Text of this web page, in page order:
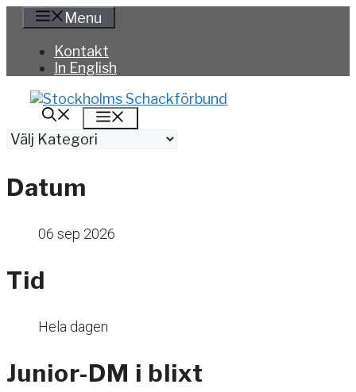
Hoppa
innehåll
Menu
Kontakt
In English
Kategorier
Datum
06 sep 2026
Tid
Hela dagen
Junior-DM i blixt